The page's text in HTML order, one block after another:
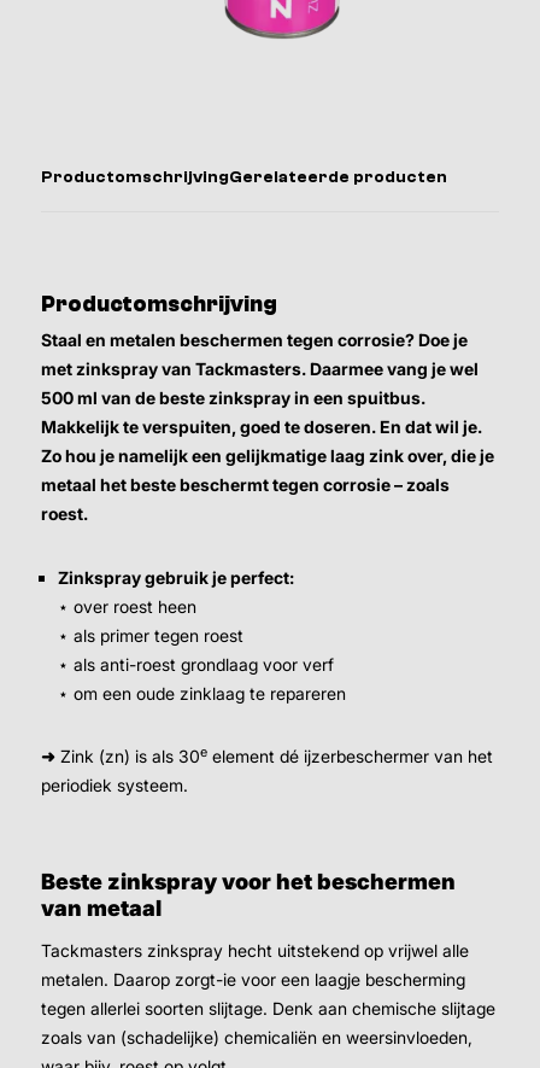
ProductomschrijvingGerelateerde producten
Productomschrijving
Staal en metalen beschermen tegen corrosie? Doe je
met zinkspray van Tackmasters. Daarmee vang je wel
500 ml van de beste zinkspray in een spuitbus.
Makkelijk te verspuiten, goed te doseren. En dat wil je.
Zo hou je namelijk een gelijkmatige laag zink over, die je
metaal het beste beschermt tegen corrosie – zoals
roest.
Zinkspray gebruik je perfect:
⋆ over roest heen
⋆ als primer tegen roest
⋆ als anti-roest grondlaag voor verf
⋆ om een oude zinklaag te repareren
➜ Zink (zn) is als 30e element dé ijzerbeschermer van het
periodiek systeem.
Beste zinkspray voor het beschermen
van metaal
Tackmasters zinkspray hecht uitstekend op vrijwel alle
metalen. Daarop zorgt-ie voor een laagje bescherming
tegen allerlei soorten slijtage. Denk aan chemische slijtage
zoals van (schadelijke) chemicaliën en weersinvloeden,